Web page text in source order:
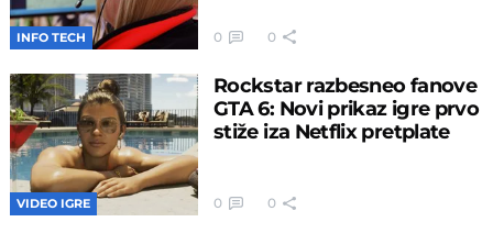
INFO TECH 0 0
VIDEO IGRE
Rockstar razbesneo fanove
GTA 6: Novi prikaz igre prvo
stiže iza Netflix pretplate
0 0